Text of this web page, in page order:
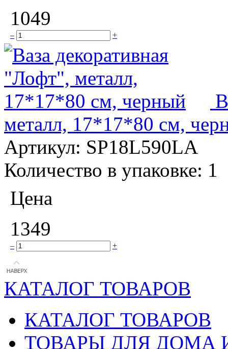
1049
– +
металл, 17*17*80 см,
Артикул: SP18L590LA
Количество в упаковке: 1
Цена
1349
– +
КАТАЛОГ ТОВАРОВ
КАТАЛОГ ТОВАРОВ
ТОВАРЫ ДЛЯ ДОМА